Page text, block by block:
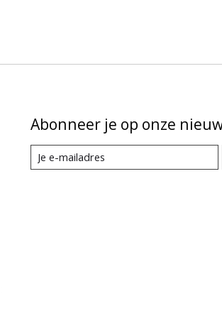
Abonneer je op onze